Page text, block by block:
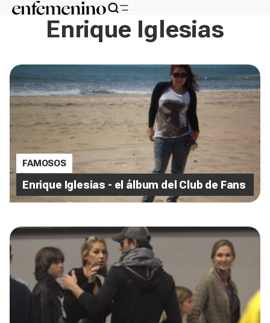
Enrique Iglesias
FAMOSOS
Enrique Iglesias - el álbum del Club de Fans